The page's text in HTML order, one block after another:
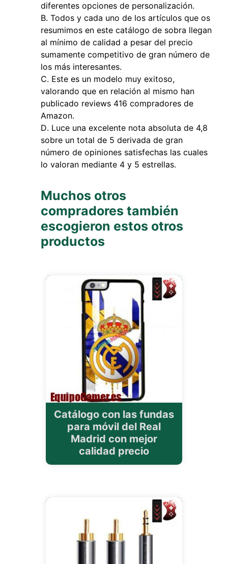
diferentes opciones de personalización.
Todos y cada uno de los artículos que os
resumimos en este catálogo de sobra llegan
al mínimo de calidad a pesar del precio
sumamente competitivo de gran número de
los más interesantes.
Este es un modelo muy exitoso,
valorando que en relación al mismo han
publicado reviews 416 compradores de
Amazon.
Luce una excelente nota absoluta de 4,8
sobre un total de 5 derivada de gran
número de opiniones satisfechas las cuales
lo valoran mediante 4 y 5 estrellas.
Muchos otros
compradores también
escogieron estos otros
productos
Catálogo con las fundas
para móvil del Real
Madrid con mejor
calidad precio